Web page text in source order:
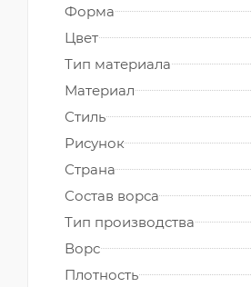
Форма
Цвет
Тип материала
Материал
Стиль
Рисунок
Страна
Состав ворса
Тип производства
Ворс
Плотность